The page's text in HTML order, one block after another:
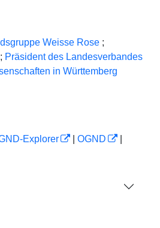
Weisse Rose ;
; Präsident des Landesverbandes
in Württemberg
Explorer OGND